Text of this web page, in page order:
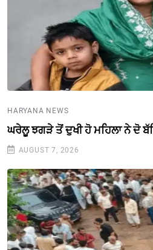
HARYANA NEWS
ਘਰੇਲੂ ਝਗੜੇ ਤੋਂ ਦੁਖੀ ਹੋ ਮਹਿਲਾ ਨੇ ਦੋ
AUGUST 7, 2026